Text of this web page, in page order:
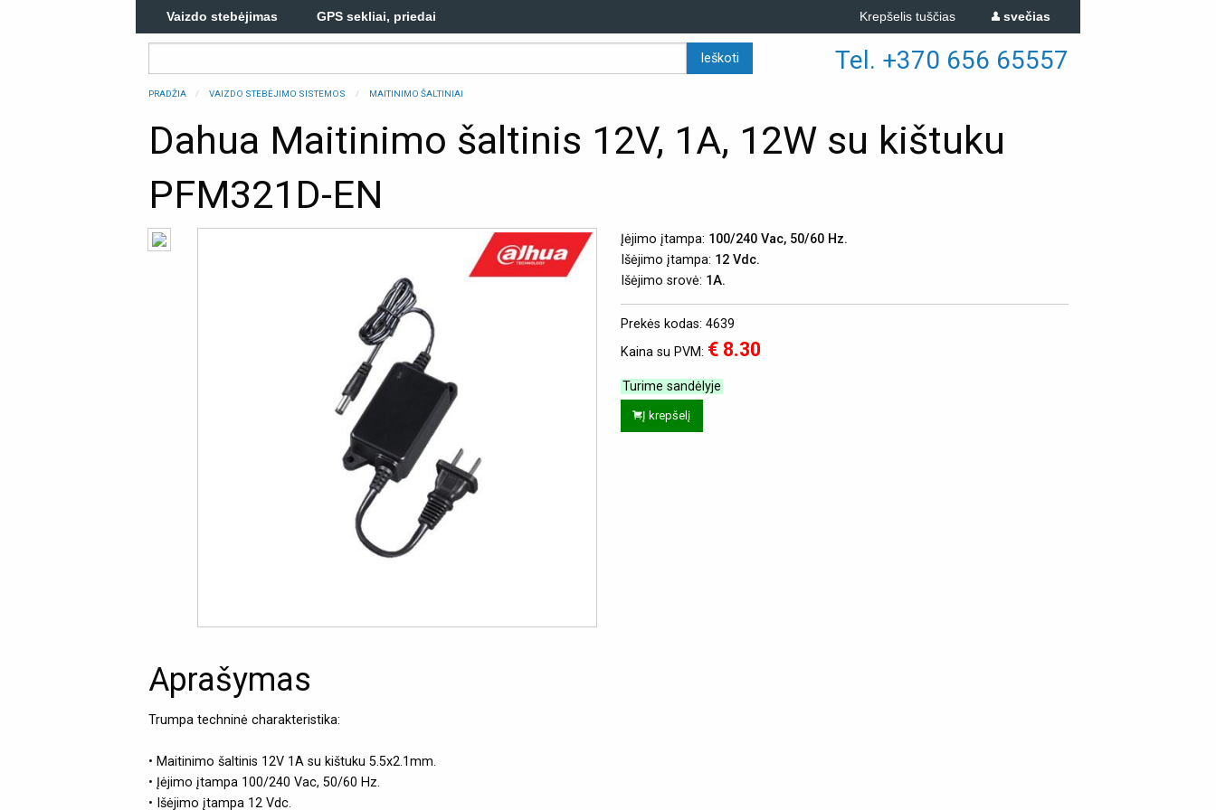
Vaizdo stebėjimas GPS sekliai, priedai svečias
Krepšelis tuščias
Tel. +370 656 65557
PRADŽIA VAIZDO STEBĖJIMO SISTEMOS MAITINIMO ŠALTINIAI
Dahua Maitinimo šaltinis 12V, 1A, 12W su kištuku
PFM321D-EN
Įėjimo įtampa: 100/240 Vac, 50/60 Hz.
Išėjimo įtampa: 12 Vdc.
Išėjimo srovė: 1A.
Prekės kodas: 4639
Kaina su PVM: € 8.30
Turime sandėlyje
Į krepšelį
Aprašymas
Trumpa techninė charakteristika:
• Maitinimo šaltinis 12V 1A su kištuku 5.5x2.1mm.
• Įėjimo įtampa 100/240 Vac, 50/60 Hz.
• Išėjimo įtampa 12 Vdc.